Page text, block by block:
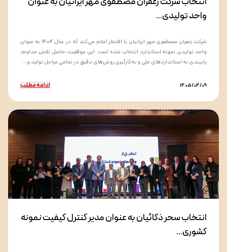
واحد تولیدی...
شرکت زعفران مصطفوی مهر ایرانیان با افتخار اعلام می‌کند که در سال ۱۴۰۴ به عنوان
واحد تولیدی نمونه استاندارد انتخاب شده است. این موفقیت، حاصل تلاش مداوم،
پایبندی به استانداردهای ملی و به‌کارگیری روش‌های دقیق در تمامی مراحل تولید و...
1405/04/09 ادامه مطلب
انتخاب سحر ذکائیان به عنوان مدیر کنترل کیفیت نمونه
کشوری...